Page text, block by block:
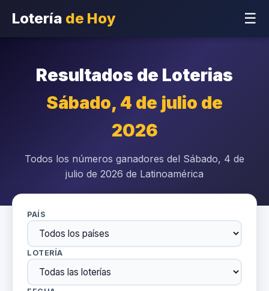
Lotería de Hoy ☰
Resultados de Loterias
Sábado, 4 de julio de
2026
Todos los números ganadores del Sábado, 4 de
julio de 2026 de Latinoamérica
PAÍS
LOTERÍA